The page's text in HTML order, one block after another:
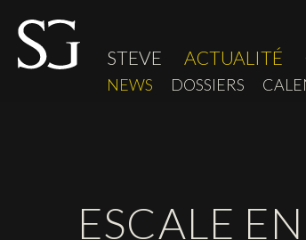
STEVE ACTUALITÉ
NEWS DOSSIERS
ESCALE